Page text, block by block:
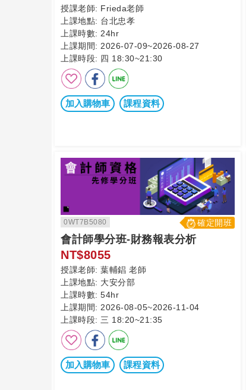
授課老師: Frieda老師
上課地點: 台北忠孝
上課時數: 24hr
上課期間: 2026-07-09~2026-08-27
上課時段: 四 18:30~21:30
加入購物車 課程資料
0WT7B5080 確定開班
會計師學分班-財務報表分析
NT$8055
授課老師: 葉輔錩 老師
上課地點: 大安分部
上課時數: 54hr
上課期間: 2026-08-05~2026-11-04
上課時段: 三 18:20~21:35
加入購物車 課程資料